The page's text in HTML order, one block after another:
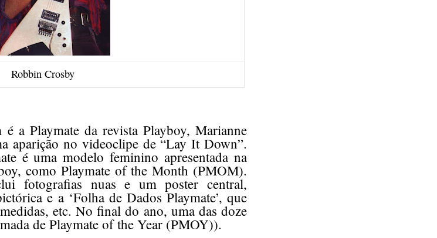
Robbin Crosby
a Playmate da revista Playboy, Marianne
aparição no videoclipe de “Lay It Down”.
é uma modelo feminino apresentada na
como Playmate of the Month (PMOM).
fotografias nuas e um poster central,
e a ‘Folha de Dados Playmate’, que
etc. No final do ano, uma das doze
de Playmate of the Year (PMOY)).